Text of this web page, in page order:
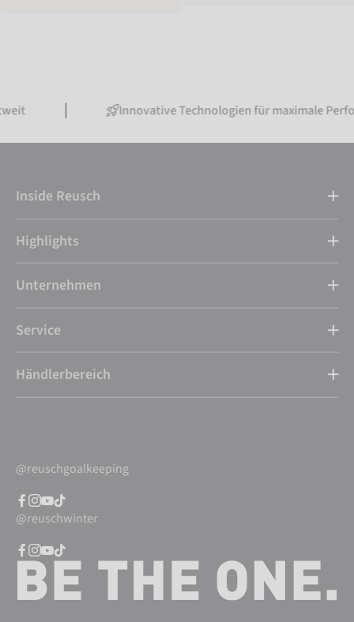
Innovative Technologien für maximale Performance
Inside Reusch
Highlights
Unternehmen
Service
Händlerbereich
@reuschgoalkeeping
@reuschwinter